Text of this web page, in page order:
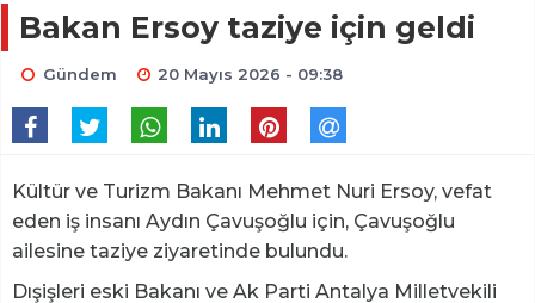
Bakan Ersoy taziye için geldi
Gündem 20 Mayıs 2026 - 09:38
Kültür ve Turizm Bakanı Mehmet Nuri Ersoy, vefat
eden iş insanı Aydın Çavuşoğlu için, Çavuşoğlu
ailesine taziye ziyaretinde bulundu.
Dışişleri eski Bakanı ve Ak Parti Antalya Milletvekili